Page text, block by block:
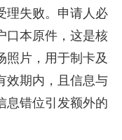
理失败。申请人必
口本原件，这是核
照片，用于制卡及
效期内，且信息与
息错位引发额外的